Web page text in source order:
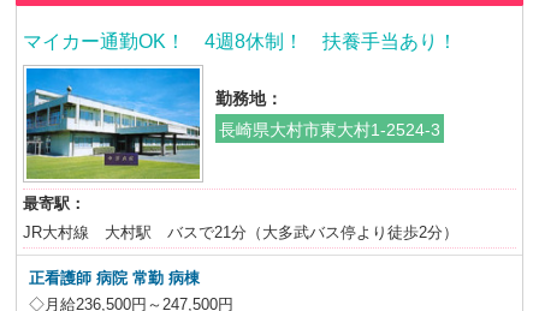
マイカー通勤OK！ 4週8休制！ 扶養手当あり！
勤務地：
長崎県大村市東大村1-2524-3
最寄駅：
JR大村線 大村駅 バスで21分（大多武バス停より徒歩2分）
正看護師 病院 常勤 病棟
◇月給236,500円～247,500円